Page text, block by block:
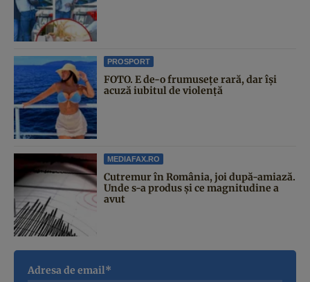
PROSPORT
FOTO. E de-o frumusețe rară, dar își
acuză iubitul de violență
MEDIAFAX.RO
Cutremur în România, joi după-amiază.
Unde s-a produs și ce magnitudine a
avut
Adresa de email*